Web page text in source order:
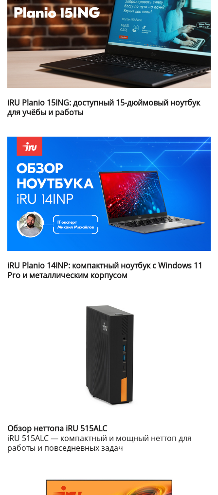
iRU Planio 15ING: доступный 15-дюймовый ноутбук
для учёбы и работы
iRU Planio 14INP: компактный ноутбук с Windows 11
Pro и металлическим корпусом
Обзор неттопа iRU 515ALC
iRU 515ALC — компактный и мощный неттоп для
работы и повседневных задач